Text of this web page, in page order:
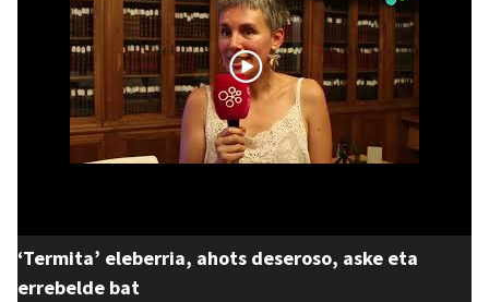
‘Termita’ eleberria, ahots deseroso, aske eta
errebelde bat